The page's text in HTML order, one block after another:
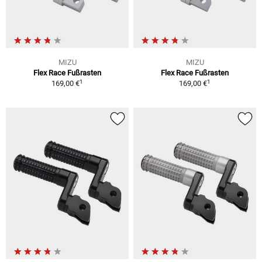
MIZU
Flex Race Fußrasten
169,00 €1
MIZU
Flex Race Fußrasten
169,00 €1